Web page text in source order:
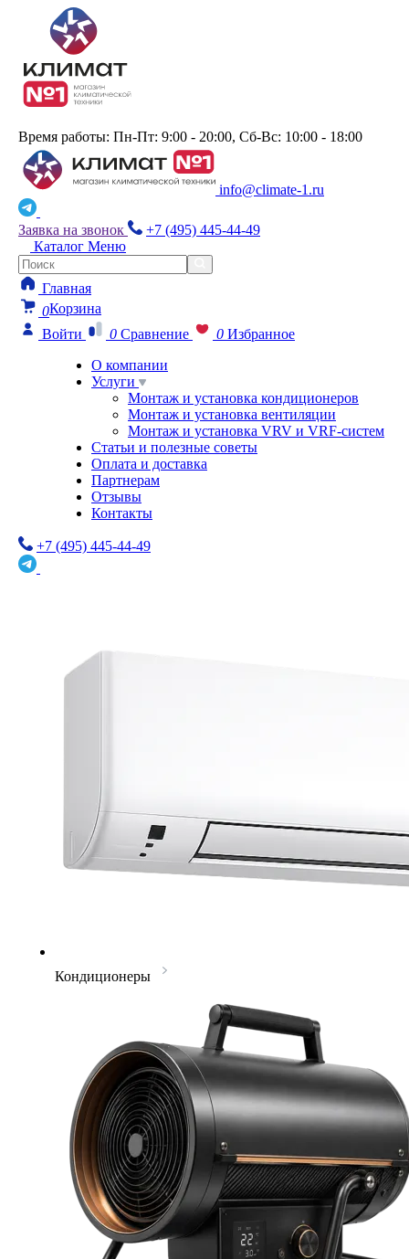
Время работы: Пн-Пт: 9:00 - 20:00, Сб-Вс: 10:00 - 18:00
info@climate-1.ru
Заявка на звонок
+7 (495) 445-44-49
Каталог Меню
Главная
0Корзина
Войти
0 Сравнение 0 Избранное
О компании
Услуги
Монтаж и установка кондиционеров
Монтаж и установка вентиляции
Монтаж и установка VRV и VRF-систем
Статьи и полезные советы
Оплата и доставка
Партнерам
Отзывы
Контакты
+7 (495) 445-44-49
Кондиционеры